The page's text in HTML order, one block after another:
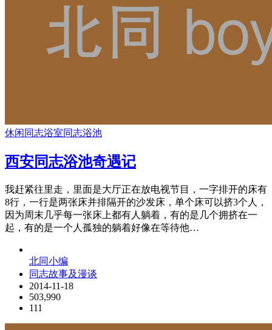
休闲 同志浴室同志浴池
西安同志浴池奇遇记
我赶紧往里走，里面是大厅正在放电视节目，一字排开的床有
8行，一行是两张床并排隔开的沙发床，单个床可以挤3个人，
因为周末几乎每一张床上都有人躺着，有的是几个拥挤在一
起，有的是一个人孤独的躺着好像在等待他…
北同小编
同志故事及漫谈
2014-11-18
503,990
111